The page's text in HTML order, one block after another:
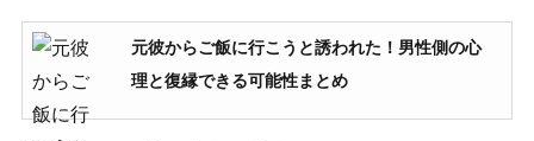
元彼からご飯に行こうと誘われた！男性側の心
理と復縁できる可能性まとめ